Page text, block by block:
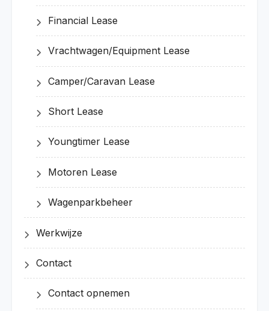
Financial Lease
Vrachtwagen/Equipment Lease
Camper/Caravan Lease
Short Lease
Youngtimer Lease
Motoren Lease
Wagenparkbeheer
Werkwijze
Contact
Contact opnemen